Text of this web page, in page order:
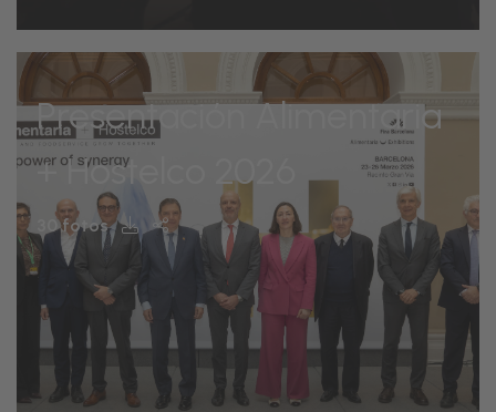
Presentación Alimentaria
+ Hostelco 2026
30 fotos